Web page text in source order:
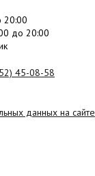
20:00
до 20:00
45-08-58
данных на сайте